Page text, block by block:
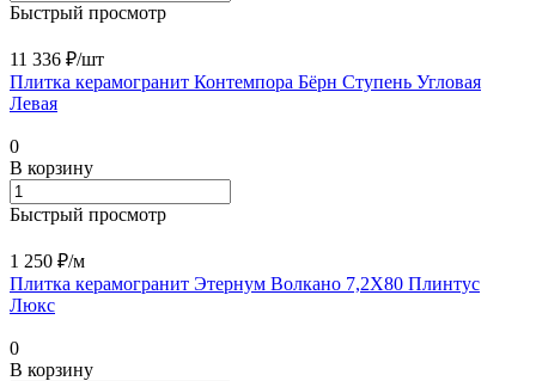
Быстрый просмотр
11 336 ₽/шт
Плитка керамогранит Контемпора Бёрн Ступень Угловая
Левая
0
В корзину
Быстрый просмотр
1 250 ₽/м
Плитка керамогранит Этернум Волкано 7,2X80 Плинтус
Люкс
0
В корзину